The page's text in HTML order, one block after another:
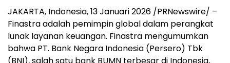
JAKARTA, Indonesia,13 Januari 2026 /PRNewswire/ –
Finastra adalah pemimpin global dalam perangkat
lunak layanan keuangan. Finastra mengumumkan
bahwa PT. Bank Negara Indonesia (Persero) Tbk